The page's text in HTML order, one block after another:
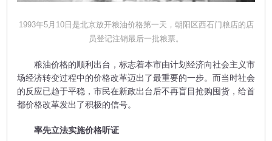
1993年5月10日是北京放开粮油价格第一天，朝阳区西石门粮店的店
员登记注销最后一批粮票。
粮油价格的顺利出台，标志着本市由计划经济向社会主义市
场经济转变过程中的价格改革迈出了最重要的一步。而当时社会
的反应已趋于平稳，市民在新政出台后不再盲目抢购囤货，给首
都价格改革发出了积极的信号。
率先立法实施价格听证